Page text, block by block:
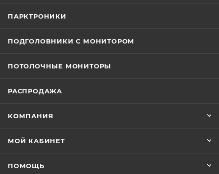
ПАРКТРОНИКИ
ПОДГОЛОВНИКИ С МОНИТОРОМ
ПОТОЛОЧНЫЕ МОНИТОРЫ
РАСПРОДАЖА
КОМПАНИЯ
МОЙ КАБИНЕТ
ПОМОЩЬ